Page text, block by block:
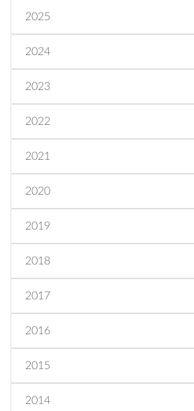
2025
2024
2023
2022
2021
2020
2019
2018
2017
2016
2015
2014